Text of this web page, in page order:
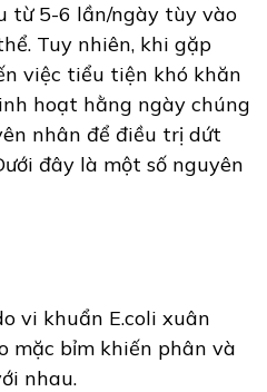
từ 5-6 lần/ngày tùy vào
Tuy nhiên, khi gặp
việc tiểu tiện khó khăn
hoạt hằng ngày chúng
nhân để điều trị dứt
đây là một số nguyên
vi khuẩn E.coli xuân
mặc bỉm khiến phân và
nhau.